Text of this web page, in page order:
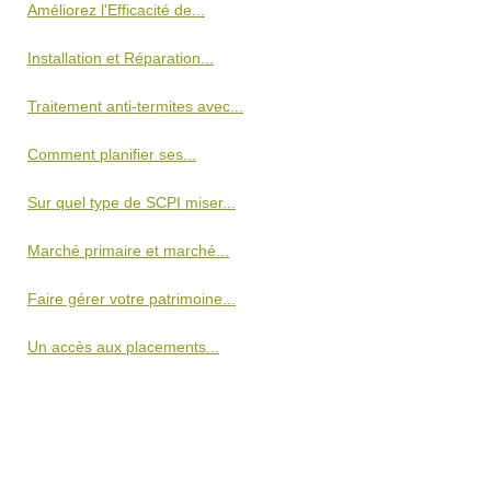
Améliorez l'Efficacité de...
Installation et Réparation...
Traitement anti-termites avec...
Comment planifier ses...
Sur quel type de SCPI miser...
Marché primaire et marché...
Faire gérer votre patrimoine...
Un accès aux placements...